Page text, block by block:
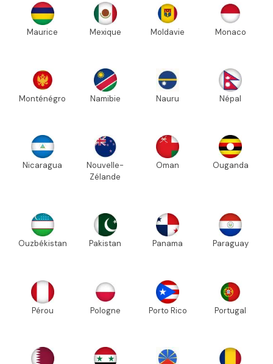
Maurice Mexique Moldavie Monaco
Monténégro Namibie Nauru Népal
Nicaragua
Nouvelle-
Zélande
Oman Ouganda
Ouzbékistan Pakistan Panama Paraguay
Pérou Pologne Porto Rico Portugal